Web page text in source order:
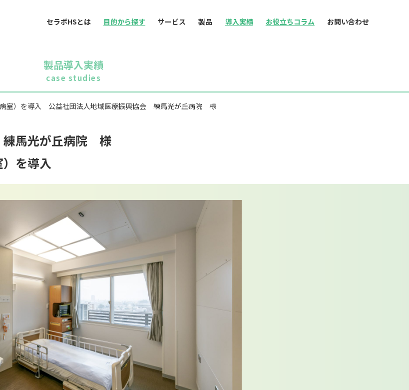
セラボHSとは 目的から探す サービス 製品 導入実績 お役立ちコラム お問い合わせ
製品導入実績
case studies
病室）を導入 公益社団法人地域医療振興協会 練馬光が丘病院 様
練馬光が丘病院 様
を導入